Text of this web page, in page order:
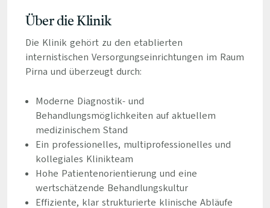
Über die Klinik
Die Klinik gehört zu den etablierten
internistischen Versorgungseinrichtungen im Raum
Pirna und überzeugt durch:
Moderne Diagnostik- und
Behandlungsmöglichkeiten auf aktuellem
medizinischem Stand
Ein professionelles, multiprofessionelles und
kollegiales Klinikteam
Hohe Patientenorientierung und eine
wertschätzende Behandlungskultur
Effiziente, klar strukturierte klinische Abläufe